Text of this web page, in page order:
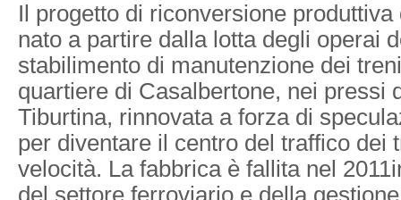
Il progetto di riconversione
nato a partire dalla lotta degli operai
stabilimento di manutenzione dei
quartiere di Casalbertone, nei pressi
Tiburtina, rinnovata a forza di
per diventare il centro del traffico dei
velocità. La fabbrica è fallita nel
del settore ferroviario e della